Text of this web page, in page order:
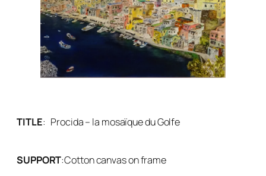
TITLE: Procida – la mosaïque du Golfe
SUPPORT:Cotton canvas on frame